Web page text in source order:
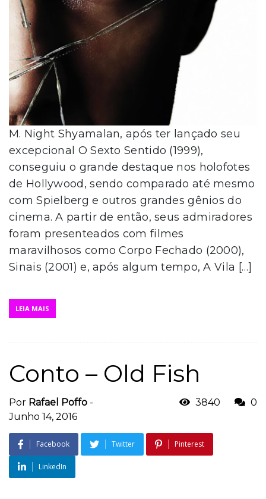
M. Night Shyamalan, após ter lançado seu
excepcional O Sexto Sentido (1999),
conseguiu o grande destaque nos holofotes
de Hollywood, sendo comparado até mesmo
com Spielberg e outros grandes gênios do
cinema. A partir de então, seus admiradores
foram presenteados com filmes
maravilhosos como Corpo Fechado (2000),
Sinais (2001) e, após algum tempo, A Vila […]
LEIA MAIS
Conto – Old Fish
Por Rafael Poffo -
Junho 14, 2016
3840 0
Facebook Twitter Pinterest
LinkedIn